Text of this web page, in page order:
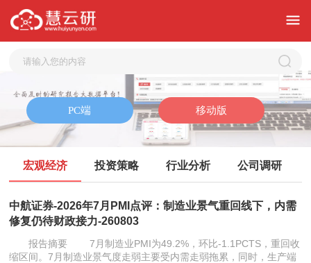
宏观经济 投资策略 行业分析 公司调研
中航证券-2026年7月PMI点评：制造业景气重回线下，内需
修复仍待财政接力-260803
报告摘要 7月制造业PMI为49.2%，环比-1.1PCTS，重回收
缩区间。7月制造业景气度走弱主要受内需走弱拖累，同时，生产端